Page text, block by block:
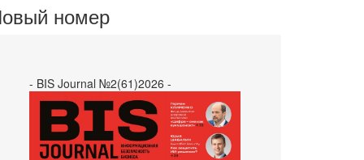
номер
- BIS Journal №2(61)2026 -